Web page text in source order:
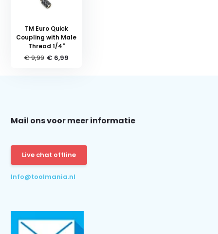
TM Euro Quick
Coupling with Male
Thread 1/4"
€ 9,99 € 6,99
Mail ons voor meer informatie
Live chat offline
Info@toolmania.nl